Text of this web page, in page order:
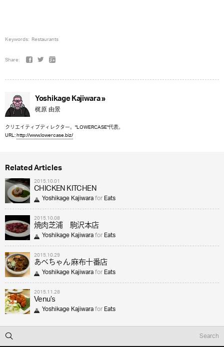
Keywords: Restaurants
Share:
Yoshikage Kajiwara »
梶原 由景
クリエイティブディレクター。"LOWERCASE"代表。
URL:http://www.lowercase.biz/
Related Articles
2015.10.01
CHICKEN KITCHEN
Yoshikage KajiwaraforEats
2015.10.08
焼肉芝浦 駒沢本店
Yoshikage KajiwaraforEats
2015.10.29
あべちゃん 麻布十番店
Yoshikage KajiwaraforEats
2015.11.28
Venu’s
Yoshikage KajiwaraforEats